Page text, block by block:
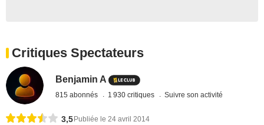
Critiques Spectateurs
Benjamin A
815 abonnés 1 930 critiques Suivre son activité
3,5 Publiée le 24 avril 2014